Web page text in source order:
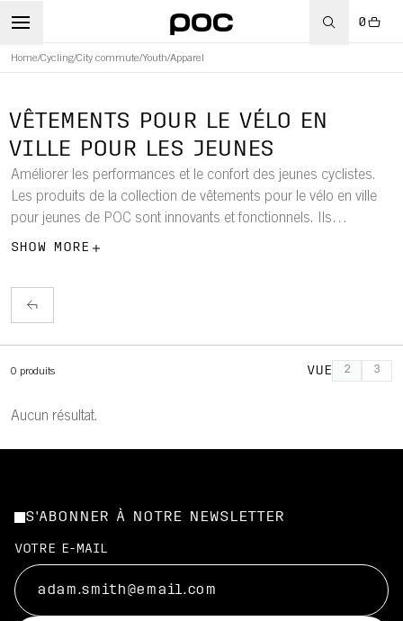
0
Home/Cycling/City commute/Youth/Apparel
VÊTEMENTS POUR LE VÉLO EN
VILLE POUR LES JEUNES
Améliorer les performances et le confort des jeunes cyclistes.
Les produits de la collection de vêtements pour le vélo en ville
pour jeunes de POC sont innovants et fonctionnels. Ils
comprennent des hauts pour jeunes, des sweats à capuche,
SHOW MORE
0 produits VUE 2 3
Aucun résultat.
S'ABONNER À NOTRE NEWSLETTER
VOTRE E-MAIL